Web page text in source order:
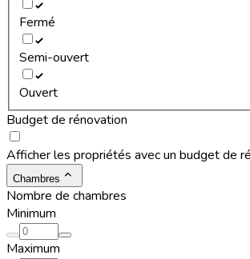
Fermé
Semi-ouvert
Ouvert
Budget de rénovation
Afficher les propriétés avec un budget de
Chambres
Nombre de chambres
Minimum
Maximum